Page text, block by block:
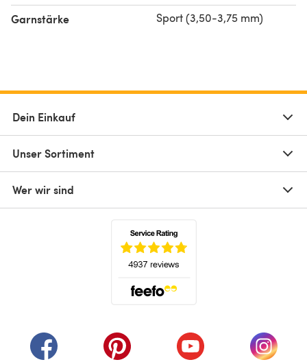
Garnstärke Sport (3,50-3,75 mm)
Dein Einkauf
Unser Sortiment
Wer wir sind
(öffnet sich in einem neuen Tab)
(öffnet sich in einem neuen Tab)
(öffnet sich in einem
(öffnet